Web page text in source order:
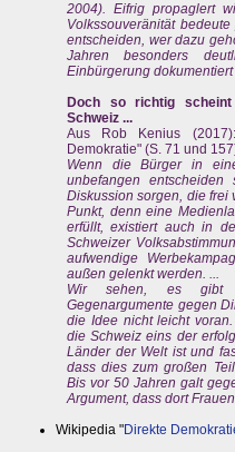
2004). Eifrig propaglert
Volkssouveränität
entscheiden, wer dazu
Jahren besonders
Einbürgerung dokumentiert
Doch so richtig
Schweiz ...
Aus Rob Kenius
Demokratie" (S. 71 und
Wenn die Bürger in
unbefangen
Diskussion sorgen, die frei
Punkt, denn eine
erfüllt, existiert auch in
Schweizer
aufwendige
außen gelenkt werden. ...
Wir sehen, es gibt
Gegenargumente gegen
die Idee nicht leicht
die Schweiz eins der
Länder der Welt ist und
dass dies zum großen
Bis vor 50 Jahren galt
Argument, dass dort
Wikipedia "Direkte